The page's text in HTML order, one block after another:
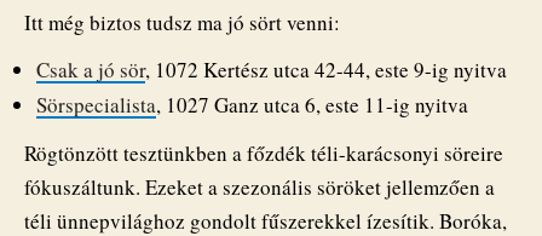
Itt még biztos tudsz ma jó sört venni:
Csak a jó sör, 1072 Kertész utca 42-44, este 9-ig nyitva
Sörspecialista, 1027 Ganz utca 6, este 11-ig nyitva
Rögtönzött tesztünkben a főzdék téli-karácsonyi söreire
fókuszáltunk. Ezeket a szezonális söröket jellemzően a
téli ünnepvilághoz gondolt fűszerekkel ízesítik. Boróka,